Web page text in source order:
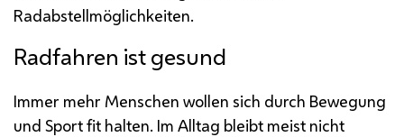
Radabstellmöglichkeiten.
Radfahren ist gesund
Immer mehr Menschen wollen sich durch Bewegung
und Sport fit halten. Im Alltag bleibt meist nicht